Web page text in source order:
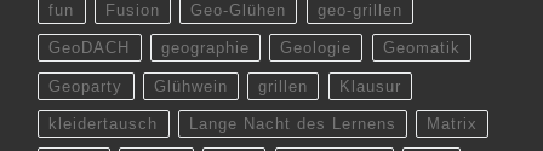
fun Fusion Geo-Glühen geo-grillen
GeoDACH geographie Geologie Geomatik
Geoparty Glühwein grillen Klausur
kleidertausch Lange Nacht des Lernens Matrix